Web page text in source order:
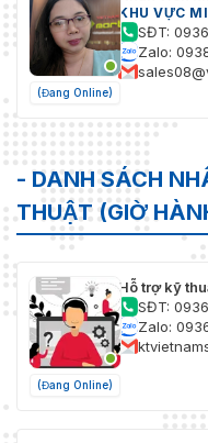
(Đang Online)
KHU VỰC
SĐT:
Zalo:
- DANH SÁCH
THUẬT (GIỜ
(Đang Online)
Hỗ trợ kỹ
SĐT:
Zalo: